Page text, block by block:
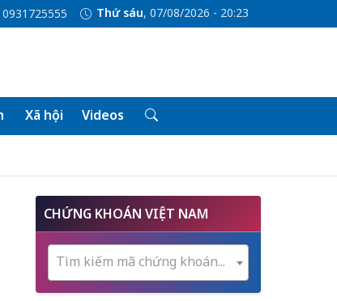
Thứ sáu, 07/08/2026 - 20:23
Xã hội Videos
CHỨNG KHOÁN VIỆT NAM
Tìm kiếm mã chứng khoán...